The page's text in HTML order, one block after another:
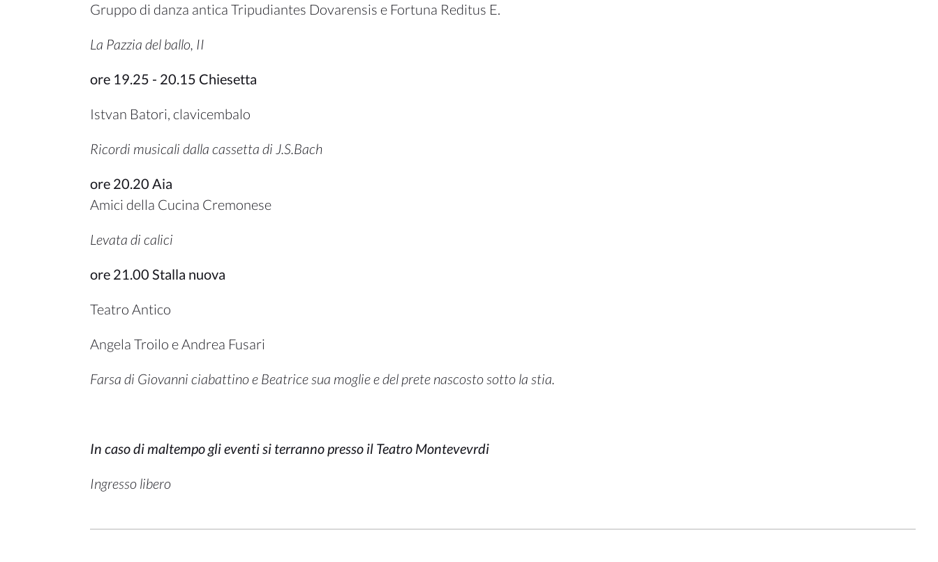
Gruppo di danza antica Tripudiantes Dovarensis e Fortuna Reditus E.
La Pazzia del ballo, II
ore 19.25 - 20.15 Chiesetta
Istvan Batori, clavicembalo
Ricordi musicali dalla cassetta di J.S.Bach
ore 20.20 Aia
Amici della Cucina Cremonese
Levata di calici
ore 21.00 Stalla nuova
Teatro Antico
Angela Troilo e Andrea Fusari
Farsa di Giovanni ciabattino e Beatrice sua moglie e del prete nascosto sotto la stia.
In caso di maltempo gli eventi si terranno presso il Teatro Montevevrdi
Ingresso libero